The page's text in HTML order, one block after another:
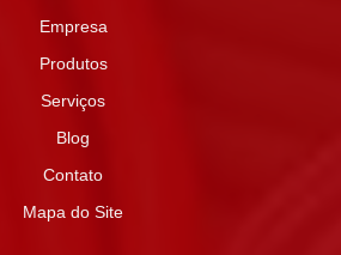
Empresa
Produtos
Serviços
Blog
Contato
Mapa do Site